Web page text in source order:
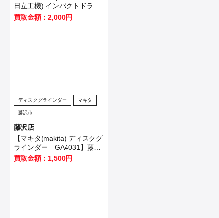
日立工機) インパクトドライ
バ WH12VE】横浜市のお客
様から買取させていただきま
買取金額：2,000円
ディスクグラインダー マキタ
藤沢市
藤沢店
【マキタ(makita) ディスクグ
ラインダー GA4031】藤沢
市のお客様から買取させてい
ただきました！
買取金額：1,500円